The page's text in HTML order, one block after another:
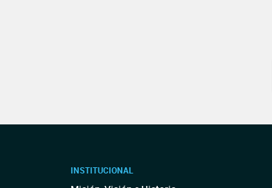
INSTITUCIONAL